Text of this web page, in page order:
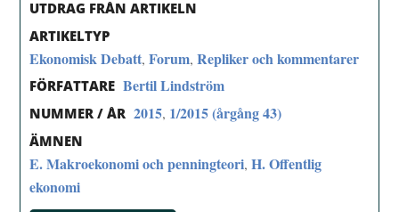
UTDRAG FRÅN ARTIKELN
ARTIKELTYP
Ekonomisk Debatt,Forum,Repliker och kommentarer
FÖRFATTARE Bertil Lindström
NUMMER / ÅR 2015, 1/2015 (årgång 43)
ÄMNEN
E. Makroekonomi och penningteori,H. Offentlig
ekonomi